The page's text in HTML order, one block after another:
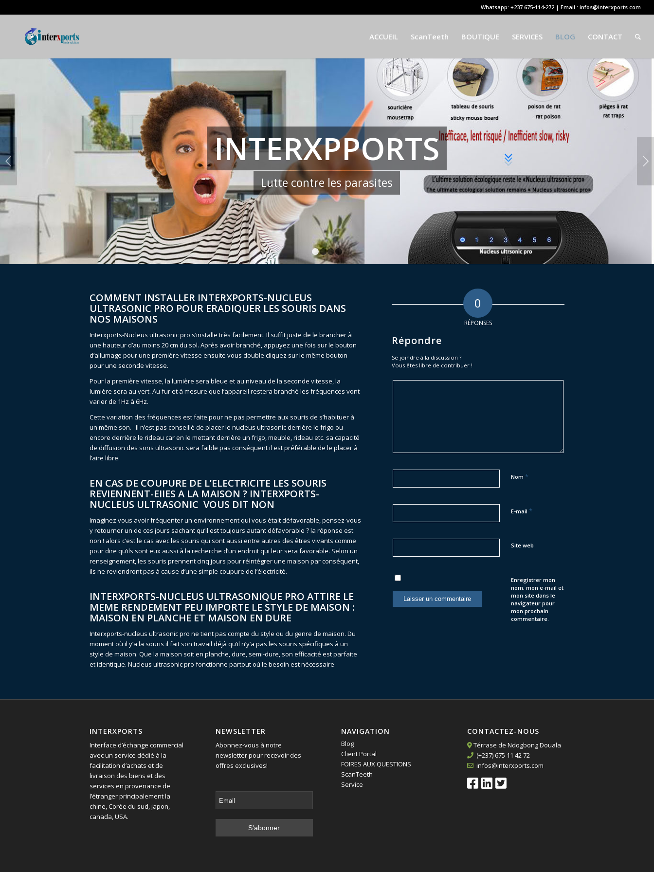
Whatsapp: +237 675-114-272 | Email : infos@interxports.com
ACCUEIL ScanTeeth BOUTIQUE SERVICES BLOG CONTACT
INTERXPPORTS
Lutte contre les parasites
COMMENT INSTALLER INTERXPORTS-NUCLEUS
ULTRASONIC PRO POUR ERADIQUER LES SOURIS DANS
NOS MAISONS
Interxports-Nucleus ultrasonic pro s’installe très facilement. Il suffit juste de le brancher à
une hauteur d’au moins 20 cm du sol. Après avoir branché, appuyez une fois sur le bouton
d’allumage pour une première vitesse ensuite vous double cliquez sur le même bouton
pour une seconde vitesse.
Pour la première vitesse, la lumière sera bleue et au niveau de la seconde vitesse, la
lumière sera au vert. Au fur et à mesure que l’appareil restera branché les fréquences vont
varier de 1Hz à 6Hz.
Cette variation des fréquences est faite pour ne pas permettre aux souris de s’habituer à
un même son. Il n’est pas conseillé de placer le nucleus ultrasonic derrière le frigo ou
encore derrière le rideau car en le mettant derrière un frigo, meuble, rideau etc. sa capacité
de diffusion des sons ultrasonic sera faible pas conséquent il est préférable de le placer à
l’aire libre.
EN CAS DE COUPURE DE L’ELECTRICITE LES SOURIS
REVIENNENT-EIIES A LA MAISON ? INTERXPORTS-
NUCLEUS ULTRASONIC VOUS DIT NON
Imaginez vous avoir fréquenter un environnement qui vous était défavorable, pensez-vous
y retourner un de ces jours sachant qu’il est toujours autant défavorable ? la réponse est
non ! alors c’est le cas avec les souris qui sont aussi entre autres des êtres vivants comme
pour dire qu’ils sont eux aussi à la recherche d’un endroit qui leur sera favorable. Selon un
renseignement, les souris prennent cinq jours pour réintégrer une maison par conséquent,
ils ne reviendront pas à cause d’une simple coupure de l’électricité.
INTERXPORTS-NUCLEUS ULTRASONIQUE PRO ATTIRE LE
MEME RENDEMENT PEU IMPORTE LE STYLE DE MAISON :
MAISON EN PLANCHE ET MAISON EN DURE
Interxports-nucleus ultrasonic pro ne tient pas compte du style ou du genre de maison. Du
moment où il y’a la souris il fait son travail déjà qu’il n’y’a pas les souris spécifiques à un
style de maison. Que la maison soit en planche, dure, semi-dure, son efficacité est parfaite
et identique. Nucleus ultrasonic pro fonctionne partout où le besoin est nécessaire
0
RÉPONSES
Répondre
Se joindre à la discussion ?
Vous êtes libre de contribuer !
Nom *
E-mail *
Site web
Enregistrer mon
nom, mon e-mail et
mon site dans le
navigateur pour
mon prochain
commentaire.
INTERXPORTS
Interface d’échange commercial
avec un service dédié à la
facilitation d’achats et de
livraison des biens et des
services en provenance de
l’étranger principalement la
chine, Corée du sud, japon,
canada, USA.
NEWSLETTER
Abonnez-vous à notre
newsletter pour recevoir des
offres exclusives!
NAVIGATION
Blog
Client Portal
FOIRES AUX QUESTIONS
ScanTeeth
Service
CONTACTEZ-NOUS
Térrase de Ndogbong Douala
(+237) 675 11 42 72
infos@interxports.com